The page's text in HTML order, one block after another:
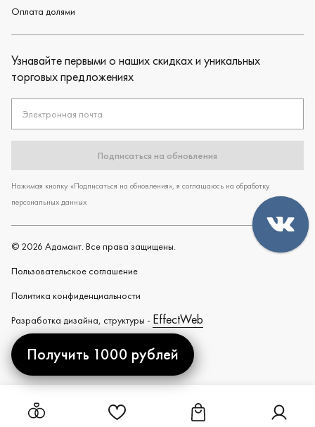
Оплата долями
Узнавайте первыми о наших скидках и уникальных
торговых предложениях
Электронная почта
Подписаться на обновления
Нажимая кнопку «Подписаться на обновления», я соглашаюсь на обработку
персональных данных
© 2026 Адамант. Все права защищены.
Пользовательское cоглашение
Политика конфиденциальности
Разработка дизайна, структуры - EffectWeb
Created by
Ссылка на страницу "Избранное"
Ссылка на страницуСсылка
Получить 1000 рублей